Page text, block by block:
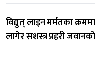
विद्युत् लाइन मर्मतका
लागेर सशस्त्र प्रहरी